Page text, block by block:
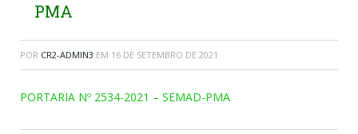
PMA
POR CR2-ADMIN3 EM 16 DE SETEMBRO DE 2021
PORTARIA Nº 2534-2021 – SEMAD-PMA